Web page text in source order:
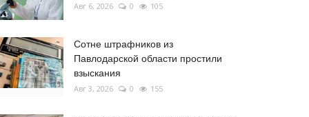
Авг 6, 2026 0 105
Сотне штрафников из
Павлодарской области простили
взыскания
Авг 3, 2026 0 155